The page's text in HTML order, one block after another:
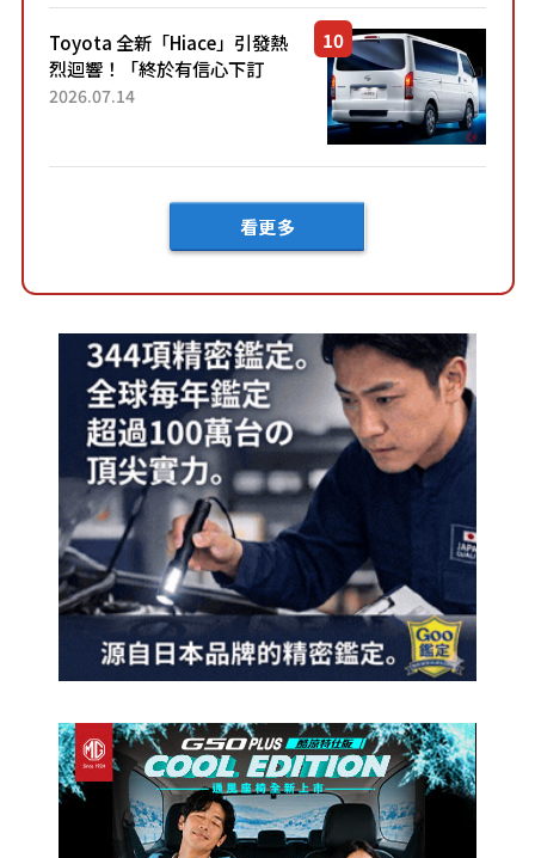
「三...
Toyota 全新「Hiace」引發熱
烈迴響！「終於有信心下訂
了！」「哪個等級交車最
車？...
2026.07.14
看更多